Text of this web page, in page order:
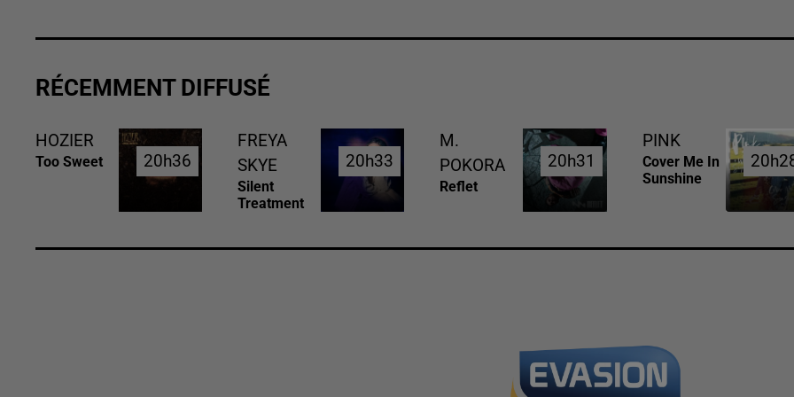
RÉCEMMENT DIFFUSÉ
HOZIER
Too Sweet 20h36
20h36
FREYA
SKYE
Silent
Treatment
20h33
20h33
M.
POKORA
Reflet
20h31
20h31
PINK
Cover Me In
Sunshine